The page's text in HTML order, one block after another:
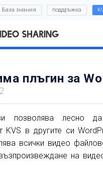
База знания поддръжка
плъгин за
позволява лесно да
KVS в другите си
всички видео
на